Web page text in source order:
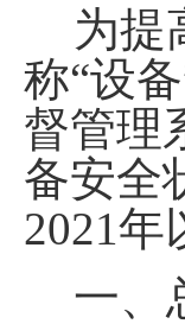
为提
称“设备
督管理
备安全
2021年
一、